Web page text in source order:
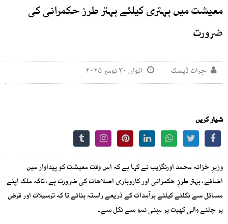
معیشت میں بہتری کیلئے بہتر طرز حکمرانی کی
ضرورت
جرات ڈیسک اتوار, ۳۰ نومبر ۲۰۲۵
شیئر کریں
وزیرِ خزانہ محمد اورنگزیب نے کہا ہے کہ اس وقت معیشت کو پیداوار میں
اضافے، بہتر طرزِ حکمرانی اور کاروباری اصلاحات کی ضرورت ہے، تاکہ ملک اپنے
مسائل سے نکلنے کیلئے برآمدات کے ذریعے راستہ بنائے تا کہ ترسیلات اور قرض
پر چلنے والی کھپت پر مبنی نمو سے نکل سے۔